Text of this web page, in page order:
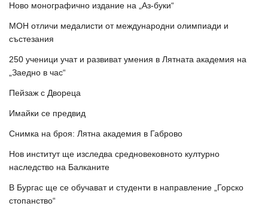
Ново монографично издание на „Аз-буки“
МОН отличи медалисти от международни олимпиади и
състезания
250 ученици учат и развиват умения в Лятната академия на
„Заедно в час“
Пейзаж с Двореца
Имайки се предвид
Снимка на броя: Лятна академия в Габрово
Нов институт ще изследва средновековното културно
наследство на Балканите
В Бургас ще се обучават и студенти в направление „Горско
стопанство“